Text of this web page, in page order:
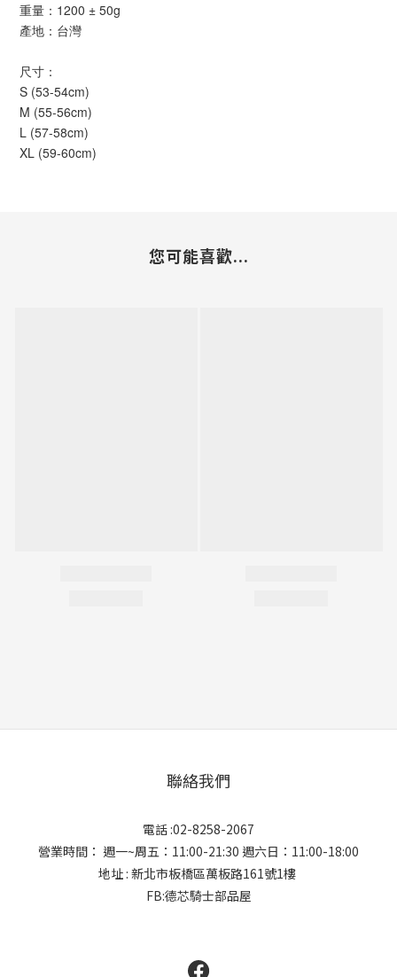
重量：1200 ± 50g
產地：台灣
尺寸：
S (53-54cm)
M (55-56cm)
L (57-58cm)
XL (59-60cm)
您可能喜歡...
聯絡我們
電話 :02-8258-2067
營業時間： 週一~周五：11:00-21:30 週六日：11:00-18:00
地址 : 新北市板橋區萬板路161號1樓
FB:德芯騎士部品屋